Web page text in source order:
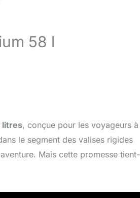
58 l
litres, conçue pour les voyageurs à
le segment des valises rigides
Mais cette promesse tient-